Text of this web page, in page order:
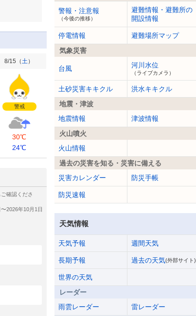
8/15 （土）
警戒
30℃
24℃
警報・注意報
（今後の推移）
避難情報・避難所の
開設情報
停電情報
避難場所マップ
気象災害
台風 河川水位
（ライブカメラ）
土砂災害キキクル
洪水キキクル
地震・津波
地震情報
津波情報
火山噴火
火山情報
過去の災害を知る・災害に備える
災害カレンダー
防災手帳
防災速報
天気情報
天気予報 週間天気
長期予報 過去の天気(外部サイト)
世界の天気
レーダー
雨雲レーダー
雷レーダー